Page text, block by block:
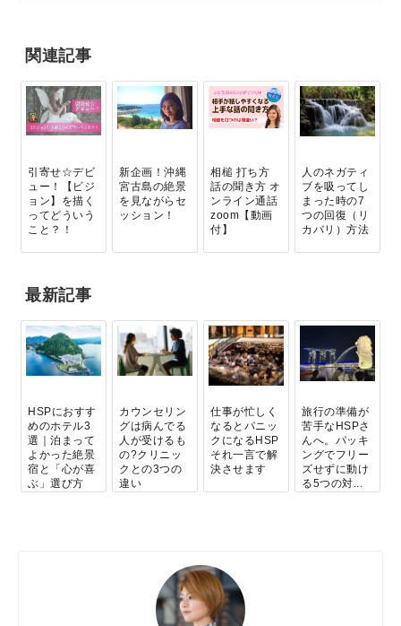
関連記事
引寄せ☆デビ
ュー！【ビジ
ョン】を描く
ってどういう
こと？！
新企画！沖縄
宮古島の絶景
を見ながらセ
ッション！
相槌 打ち方
話の聞き方 オ
ンライン通話
zoom【動画
付】
人のネガティ
ブを吸ってし
まった時の7
つの回復（リ
カバリ）方法
最新記事
HSPにおすす
めのホテル3
選｜泊まって
よかった絶景
宿と「心が喜
ぶ」選び方
カウンセリン
グは病んでる
人が受けるも
の?クリニッ
クとの3つの
違い
仕事が忙しく
なるとパニッ
クになるHSP
それ一言で解
決させます
旅行の準備が
苦手なHSPさ
んへ。パッキ
ングでフリー
ズせずに動け
る5つの対...